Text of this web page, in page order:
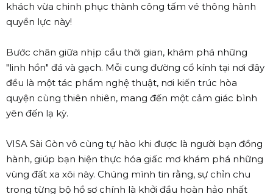
khách vừa chinh phục thành công tấm vé thông hành
quyền lực này!
Bước chân giữa nhịp cầu thời gian, khám phá những
"linh hồn" đá và gạch. Mỗi cung đường cổ kính tại nơi đây
đều là một tác phẩm nghệ thuật, nơi kiến trúc hòa
quyện cùng thiên nhiên, mang đến một cảm giác bình
yên đến lạ kỳ.
VISA Sài Gòn vô cùng tự hào khi được là người bạn đồng
hành, giúp bạn hiện thực hóa giấc mơ khám phá những
vùng đất xa xôi này. Chúng mình tin rằng, sự chỉn chu
trong từng bộ hồ sơ chính là khởi đầu hoàn hảo nhất